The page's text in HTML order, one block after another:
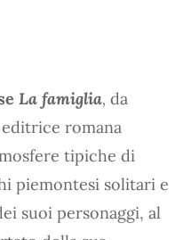
La famiglia, da
romana
tipiche di
piemontesi solitari e
suoi personaggi, al